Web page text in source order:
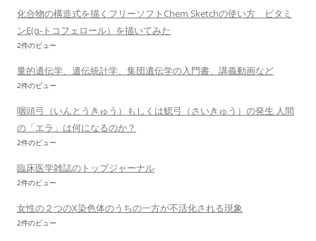
化合物の構造式を描くフリーソフトChem Sketchの使い方 ビタミ
ンE(α-トコフェロール）を描いてみた
2件のビュー
量的遺伝学、遺伝統計学、集団遺伝学の入門書、講義動画など
2件のビュー
咽頭弓（いんとうきゅう）もしくは鰓弓（さいきゅう）の発生 人間
の「エラ」は何になるのか？
2件のビュー
臨床医学雑誌のトップジャーナル
2件のビュー
女性の２つのX染色体のうちの一方が不活化される現象
2件のビュー